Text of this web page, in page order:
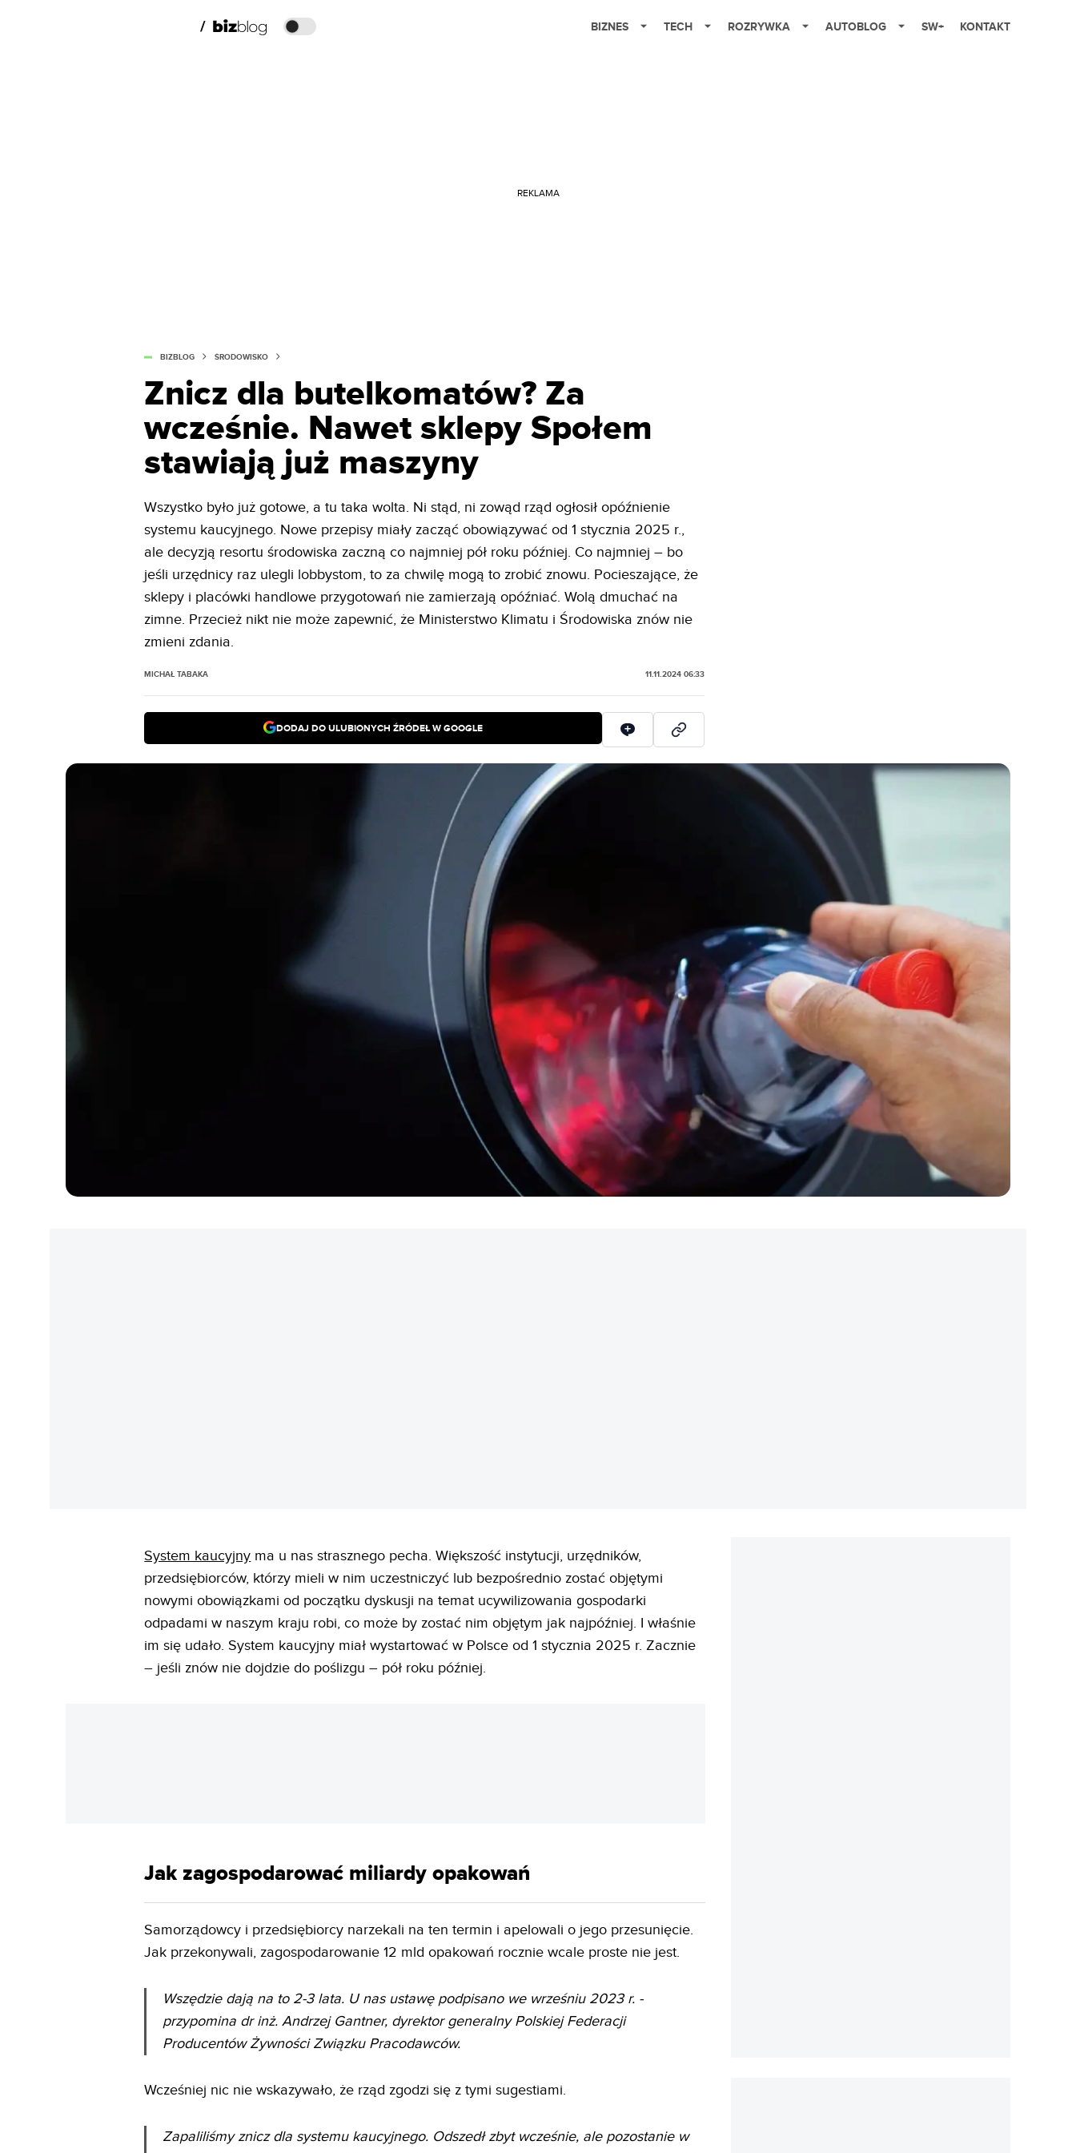
BIZNES TECH ROZRYWKA AUTOBLOG SW+ KONTAKT
REKLAMA
BIZBLOG ŚRODOWISKO
Znicz dla butelkomatów? Za
wcześnie. Nawet sklepy Społem
stawiają już maszyny
Wszystko było już gotowe, a tu taka wolta. Ni stąd, ni zowąd rząd ogłosił opóźnienie
systemu kaucyjnego. Nowe przepisy miały zacząć obowiązywać od 1 stycznia 2025 r.,
ale decyzją resortu środowiska zaczną co najmniej pół roku później. Co najmniej – bo
jeśli urzędnicy raz ulegli lobbystom, to za chwilę mogą to zrobić znowu. Pocieszające, że
sklepy i placówki handlowe przygotowań nie zamierzają opóźniać. Wolą dmuchać na
zimne. Przecież nikt nie może zapewnić, że Ministerstwo Klimatu i Środowiska znów nie
zmieni zdania.
MICHAŁ TABAKA 11.11.2024 06:33
DODAJ DO ULUBIONYCH ŹRÓDEŁ W GOOGLE
System kaucyjny ma u nas strasznego pecha. Większość instytucji, urzędników,
przedsiębiorców, którzy mieli w nim uczestniczyć lub bezpośrednio zostać objętymi
nowymi obowiązkami od początku dyskusji na temat ucywilizowania gospodarki
odpadami w naszym kraju robi, co może by zostać nim objętym jak najpóźniej. I właśnie
im się udało. System kaucyjny miał wystartować w Polsce od 1 stycznia 2025 r. Zacznie
– jeśli znów nie dojdzie do poślizgu – pół roku później.
Jak zagospodarować miliardy opakowań
Samorządowcy i przedsiębiorcy narzekali na ten termin i apelowali o jego przesunięcie.
Jak przekonywali, zagospodarowanie 12 mld opakowań rocznie wcale proste nie jest.
Wszędzie dają na to 2-3 lata. U nas ustawę podpisano we wrześniu 2023 r. -
przypomina dr inż. Andrzej Gantner, dyrektor generalny Polskiej Federacji
Producentów Żywności Związku Pracodawców.
Wcześniej nic nie wskazywało, że rząd zgodzi się z tymi sugestiami.
Zapaliliśmy znicz dla systemu kaucyjnego. Odszedł zbyt wcześnie, ale pozostanie w